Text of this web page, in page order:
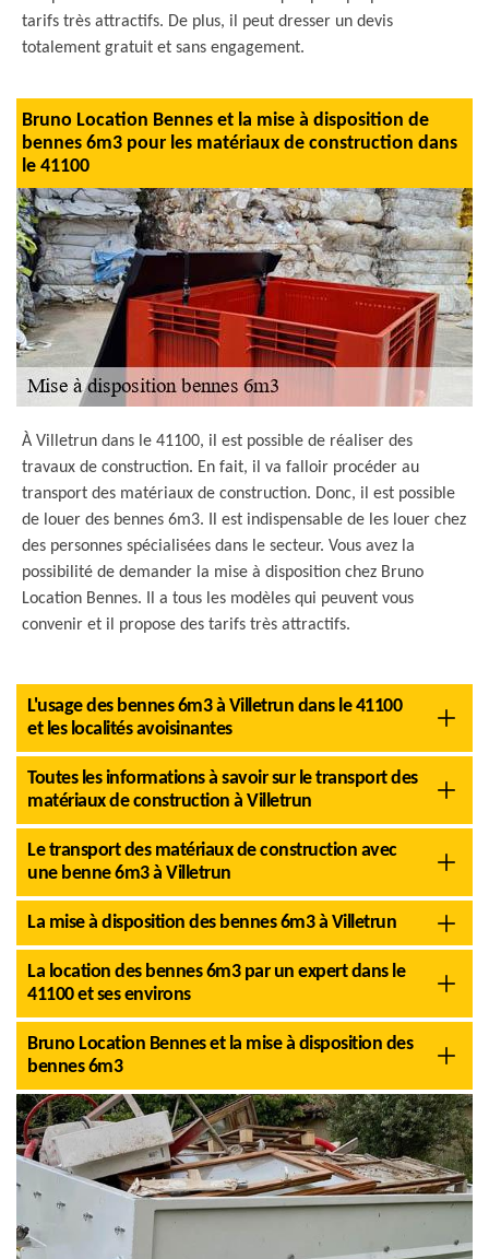
tarifs très attractifs. De plus, il peut dresser un devis
totalement gratuit et sans engagement.
Bruno Location Bennes et la mise à disposition de
bennes 6m3 pour les matériaux de construction dans
le 41100
À Villetrun dans le 41100, il est possible de réaliser des
travaux de construction. En fait, il va falloir procéder au
transport des matériaux de construction. Donc, il est possible
de louer des bennes 6m3. Il est indispensable de les louer chez
des personnes spécialisées dans le secteur. Vous avez la
possibilité de demander la mise à disposition chez Bruno
Location Bennes. Il a tous les modèles qui peuvent vous
convenir et il propose des tarifs très attractifs.
L'usage des bennes 6m3 à Villetrun dans le 41100
et les localités avoisinantes
Toutes les informations à savoir sur le transport des
matériaux de construction à Villetrun
Le transport des matériaux de construction avec
une benne 6m3 à Villetrun
La mise à disposition des bennes 6m3 à Villetrun
La location des bennes 6m3 par un expert dans le
41100 et ses environs
Bruno Location Bennes et la mise à disposition des
bennes 6m3